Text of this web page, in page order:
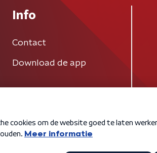
Info
Contact
Download de app